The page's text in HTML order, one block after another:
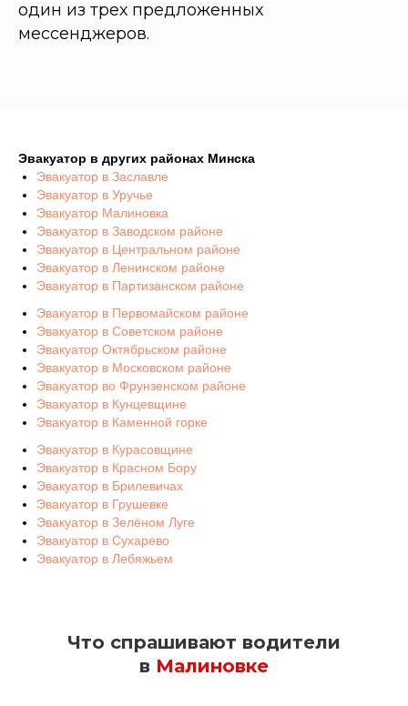
один из трех предложенных
мессенджеров.
Эвакуатор в других районах Минска
Эвакуатор в Заславле
Эвакуатор в Уручье
Эвакуатор Малиновка
Эвакуатор в Заводском районе
Эвакуатор в Центральном районе
Эвакуатор в Ленинском районе
Эвакуатор в Партизанском районе
Эвакуатор в Первомайском районе
Эвакуатор в Советском районе
Эвакуатор Октябрьском районе
Эвакуатор в Московском районе
Эвакуатор во Фрунзенском районе
Эвакуатор в Кунцевщине
Эвакуатор в Каменной горке
Эвакуатор в Курасовщине
Эвакуатор в Красном Бору
Эвакуатор в Брилевичах
Эвакуатор в Грушевке
Эвакуатор в Зелёном Луге
Эвакуатор в Сухарево
Эвакуатор в Лебяжьем
Что спрашивают водители
в Малиновке